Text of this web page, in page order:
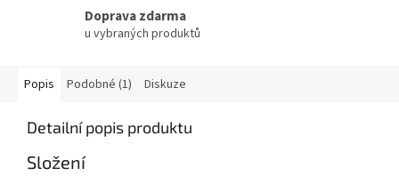
Doprava zdarma
u vybraných produktů
Popis Podobné (1) Diskuze
Detailní popis produktu
Složení